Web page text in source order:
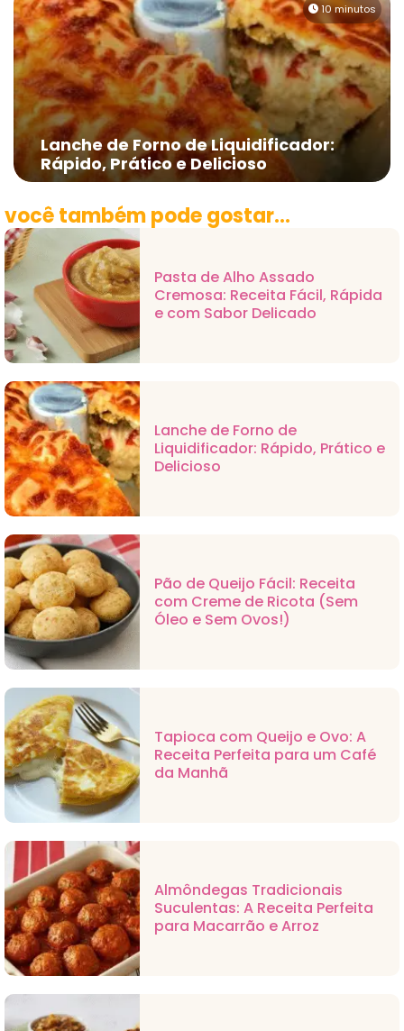
10 minutos
Lanche de Forno de Liquidificador:
Rápido, Prático e Delicioso
você também pode gostar...
Pasta de Alho Assado
Cremosa: Receita Fácil, Rápida
e com Sabor Delicado
Lanche de Forno de
Liquidificador: Rápido, Prático e
Delicioso
Pão de Queijo Fácil: Receita
com Creme de Ricota (Sem
Óleo e Sem Ovos!)
Tapioca com Queijo e Ovo: A
Receita Perfeita para um Café
da Manhã
Almôndegas Tradicionais
Suculentas: A Receita Perfeita
para Macarrão e Arroz